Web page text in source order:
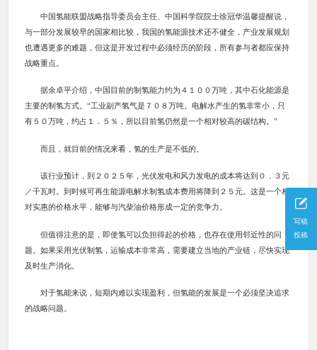
写稿
投稿
中国氢能联盟战略指导委员会主任、中国科学院院士徐冠华温馨提醒说，
与一部分发展较早的国家相比较，我国的氢能源技术还不健全，产业发展规划
也遭遇更多的难题，但这是开发过程中必须经历的阶段，所有参与者都应保持
战略重点。
据余卓平介绍，中国目前的制氢能力约为４１００万吨，其中石化能源是
主要的制氢方式。“工业副产氢气是７０８万吨。电解水产生的氢非常小，只
有５０万吨，约占１．５％，所以目前氢仍然是一个相对较高的碳结构。”
而且，就目前的情况来看，氢的生产是不低的。
该行业预计，到２０２５年，光伏发电和风力发电的成本将达到０．３元
／千瓦时。到时候可再生能源电解水制氢成本费用将降到２５元。这是一个相
对实惠的价格水平，能够与汽柴油价格形成一定的竞争力。
但值得注意的是，即使氢可以负担得起的价格，也存在使用邻近性的问
题。如果采用光伏制氢，运输成本非常高，需要建立当地的产业链，尽快实现
及时生产消化。
对于氢能来说，短期内难以实现盈利，但氢能的发展是一个必须坚决追求
的战略问题。